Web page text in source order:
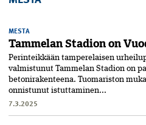
MESTA
Tammelan Stadion on
Perinteikkään tamperelaisen
valmistunut Tammelan Stadion on
betonirakenteena. Tuomariston
onnistunut istuttaminen...
7.3.2025